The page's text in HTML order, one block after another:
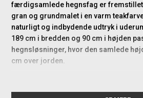
færdigsamlede hegnsfag er
gran og grundmalet i en varm
naturligt og indbydende udtryk i
189 cm i bredden og 90 cm i højden
hegnsløsninger, hvor den samlede
cm over jorden.
Konstruktion